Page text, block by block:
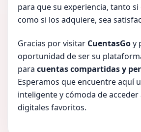
para que su experiencia, tanto
como si los adquiere, sea
Gracias por visitar CuentasGoy
oportunidad de ser su
para cuentas compartidas y
Esperamos que encuentre aquí
inteligente y cómoda de acceder
digitales favoritos.